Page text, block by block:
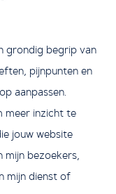
grondig begrip van
pijnpunten en
aanpassen.
meer inzicht te
jouw website
mijn bezoekers,
mijn dienst of